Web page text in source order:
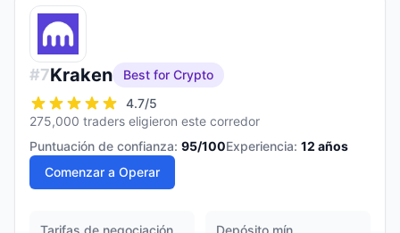
#7Kraken
Best for Crypto
4.7/5
275,000 traders eligieron este corredor
Puntuación de confianza: 95/100Experiencia: 12 años
Comenzar a Operar
Tarifas de negociación
Depósito mín.